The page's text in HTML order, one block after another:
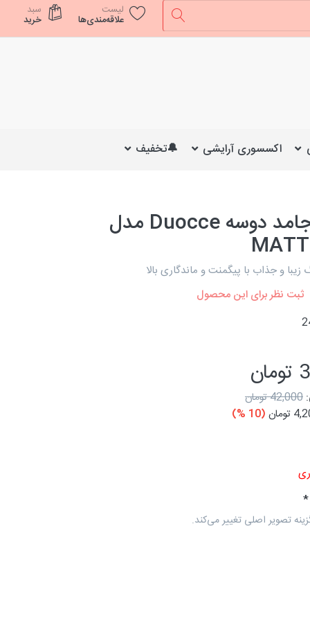
لیست
علاقه‌مندی‌ها
سبد
خرید
اکسسوری آرایشی 🔔تخفیف
رژ لب جامد دوسه Duocce مدل
ثبت نظر برای این محصول
42,000 تومان
تومان (10 %)
تصویر اصلی تغییر می‌کند.